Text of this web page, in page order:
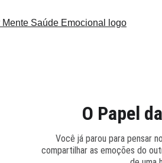
O Papel
Você já parou para pensar
compartilhar as emoções do